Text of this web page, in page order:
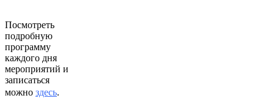
Посмотреть
подробную
программу
каждого дня
мероприятий и
записаться
можно здесь.